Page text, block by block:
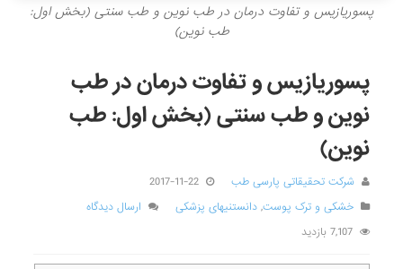
پسوریازیس و تفاوت درمان در طب نوین و طب سنتی (بخش اول:
طب نوین)
پسوریازیس و تفاوت درمان در طب
نوین و طب سنتی (بخش اول: طب
نوین)
شرکت تحقیقاتی پارسی طب
2017-11-22
خشکی و ترک پوست,دانستنیهای پزشکی
ارسال دیدگاه
7,107 بازدید